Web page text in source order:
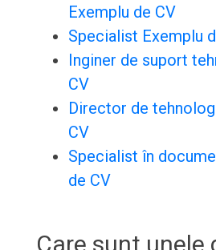
Exemplu de CV
Specialist Exemplu
Inginer de suport
CV
Director de
CV
Specialist în
de CV
Care sunt unele